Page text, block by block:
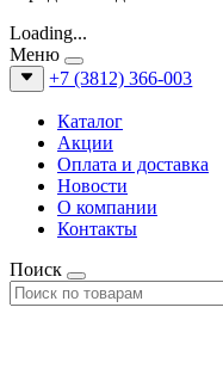
Loading...
Меню
+7 (3812) 366-003
Каталог
Акции
Оплата и доставка
Новости
О компании
Контакты
Поиск